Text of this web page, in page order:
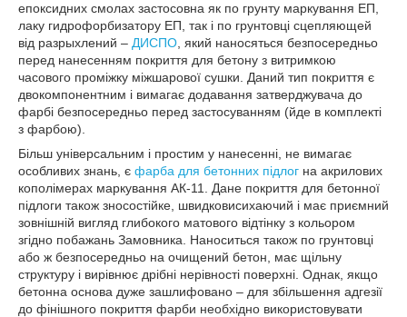
епоксидних смолах застосовна як по грунту маркування ЕП,
лаку гидрофорбизатору ЕП, так і по грунтовці сцепляющей
від разрыхлений – ДИСПО , який наносяться безпосередньо
перед нанесенням покриття для бетону з витримкою
часового проміжку міжшарової сушки. Даний тип покриття є
двокомпонентним і вимагає додавання затверджувача до
фарбі безпосередньо перед застосуванням (йде в комплекті
з фарбою).
Більш універсальним і простим у нанесенні, не вимагає
особливих знань, є фарба для бетонних підлог на акрилових
кополімерах маркування АК-11. Дане покриття для бетонної
підлоги також зносостійке, швидковисихаючий і має приємний
зовнішній вигляд глибокого матового відтінку з кольором
згідно побажань Замовника. Наноситься також по грунтовці
або ж безпосередньо на очищений бетон, має щільну
структуру і вирівнює дрібні нерівності поверхні. Однак, якщо
бетонна основа дуже зашлифовано – для збільшення адгезії
до фінішного покриття фарби необхідно використовувати